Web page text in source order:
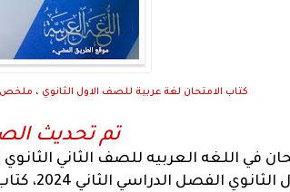
كتاب الامتحان لغة عربية للصف الاول الثانوي ، ملخص
تم تحديث
للصف